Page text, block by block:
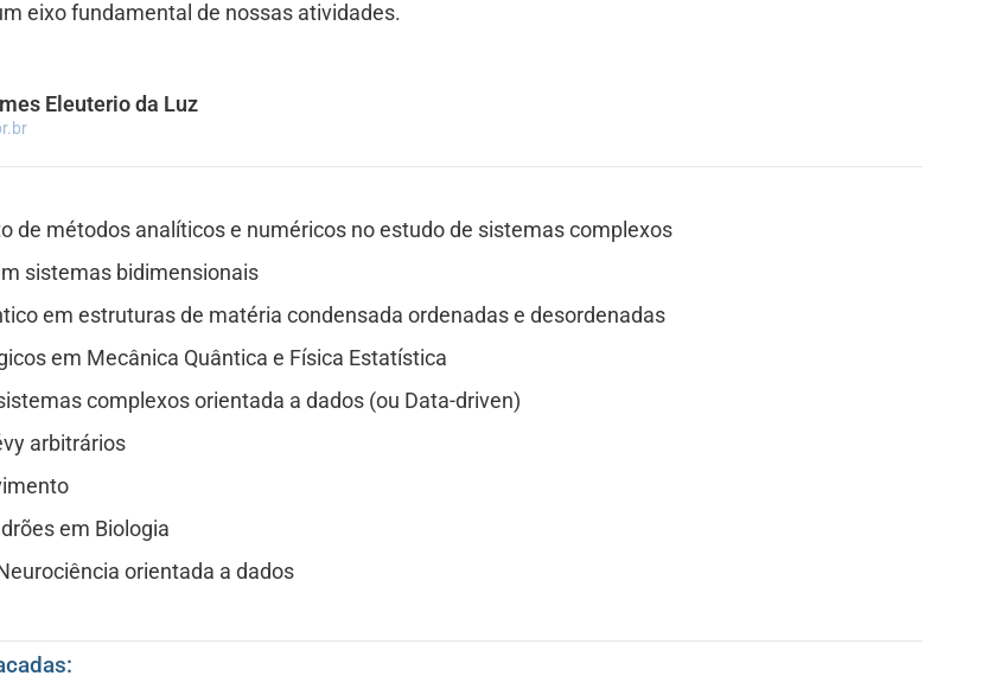
eixo fundamental de nossas atividades.
Eleuterio da Luz
de métodos analíticos e numéricos no estudo de sistemas complexos
sistemas bidimensionais
em estruturas de matéria condensada ordenadas e desordenadas
em Mecânica Quântica e Física Estatística
complexos orientada a dados (ou Data-driven)
arbitrários
em Biologia
orientada a dados